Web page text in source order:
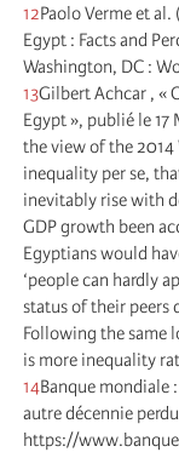
12Paolo Verme et
Egypt : Facts and
Washington, DC :
13Gilbert Achcar , «
Egypt », publié le
the view of the
inequality per se,
inevitably rise with
GDP growth been
Egyptians would
‘people can hardly
status of their peers
Following the same
is more inequality
14Banque mondiale
autre décennie
https://